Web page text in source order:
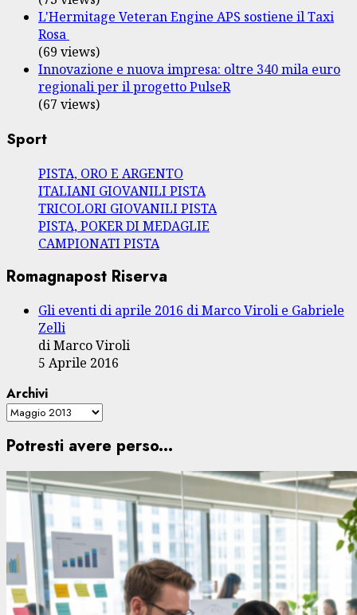
L'Hermitage Veteran Engine APS sostiene il Taxi
Rosa
(69 views)
Innovazione e nuova impresa: oltre 340 mila euro
regionali per il progetto PulseR
(67 views)
Sport
PISTA, ORO E ARGENTO
ITALIANI GIOVANILI PISTA
TRICOLORI GIOVANILI PISTA
PISTA, POKER DI MEDAGLIE
CAMPIONATI PISTA
Romagnapost Riserva
Gli eventi di aprile 2016 di Marco Viroli e Gabriele
Zelli
di Marco Viroli
5 Aprile 2016
Archivi
Potresti avere perso...